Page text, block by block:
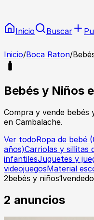
Inicio Buscar
Inicio/Boca Raton/
Bebés y Niños
Compra y vende bebés
en Cambalache.
Ver todoRopa de bebé
años)Carriolas y sillitas
infantilesJuguetes y
videojuegosMaterial
2bebés y niños1
2 anuncios